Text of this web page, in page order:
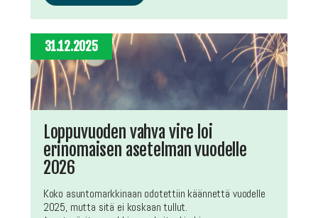
31.12.2025
Loppuvuoden vahva vire loi
erinomaisen asetelman vuodelle
2026
Koko asuntomarkkinaan odotettiin käännettä vuodelle
2025, mutta sitä ei koskaan tullut.